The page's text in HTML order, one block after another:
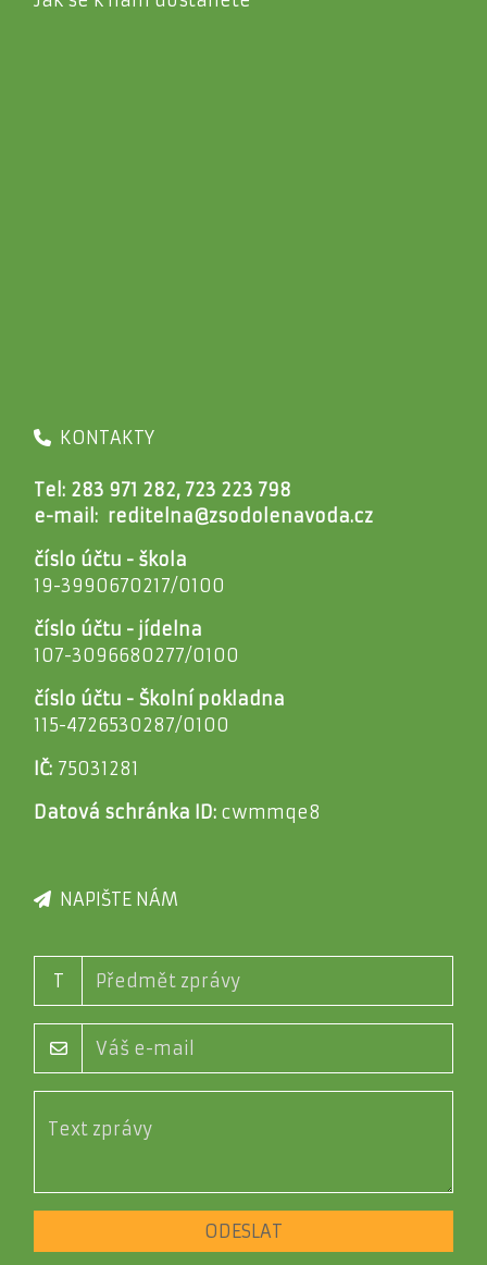
KONTAKTY
Tel: 283 971 282, 723 223 798
e-mail: reditelna@zsodolenavoda.cz
číslo účtu - škola
19-3990670217/0100
číslo účtu - jídelna
107-3096680277/0100
číslo účtu - Školní pokladna
115-4726530287/0100
IČ: 75031281
Datová schránka ID: cwmmqe8
NAPIŠTE NÁM
T
ODESLAT